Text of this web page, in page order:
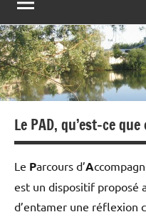
Le PAD, qu’est-ce que
Le Parcours d’A
est un dispositif proposé
d’entamer une réflexion